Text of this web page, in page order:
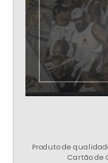
Produto de
Cartão de